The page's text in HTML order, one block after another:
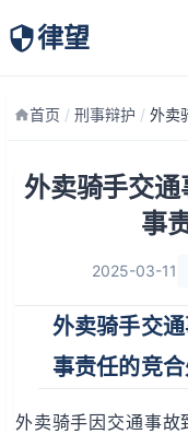
律望
律师团队
首页 / 刑事辩护 /
外卖骑手交通
事
2025-03-11
外卖骑手交
事责任的竞
外卖骑手因交通事故